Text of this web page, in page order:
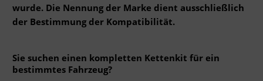
wurde. Die Nennung der Marke dient ausschließlich
der Bestimmung der Kompatibilität.
Sie suchen einen kompletten Kettenkit für ein
bestimmtes Fahrzeug?